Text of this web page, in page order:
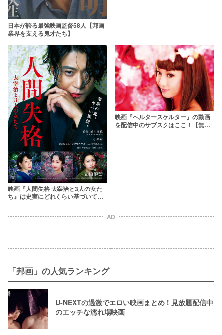
日本が誇る最強映画監督58人【邦画
業界を支える鬼才たち】
映画『人間失格 太宰治と3人の女た
ち』は史実にどれくらい基づいてい
映画『ヘルタースケルター』の動画
を配信中のサブスクはここ！【無料
AD
「邦画」の人気ランキング
U-NEXTの過激でエロい映画まとめ！見放題配信中
のエッチな濡れ場映画